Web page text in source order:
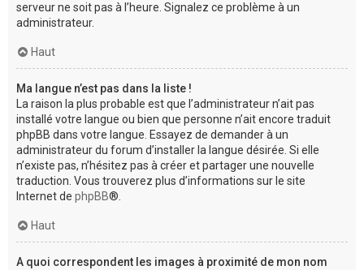
serveur ne soit pas à l’heure. Signalez ce problème à un
administrateur.
Haut
Ma langue n’est pas dans la liste !
La raison la plus probable est que l’administrateur n’ait pas
installé votre langue ou bien que personne n’ait encore traduit
phpBB dans votre langue. Essayez de demander à un
administrateur du forum d’installer la langue désirée. Si elle
n’existe pas, n’hésitez pas à créer et partager une nouvelle
traduction. Vous trouverez plus d’informations sur le site
Internet de phpBB®.
Haut
A quoi correspondent les images à proximité de mon nom